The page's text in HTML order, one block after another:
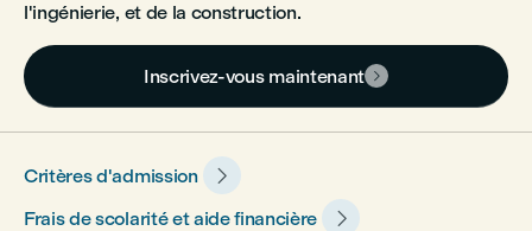
l'ingénierie, et de la construction.
Inscrivez-vous maintenant 
Critères d'admission 
Frais de scolarité et aide financière 